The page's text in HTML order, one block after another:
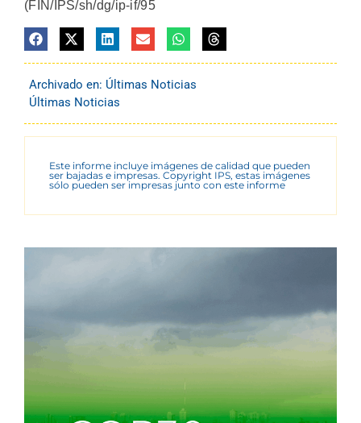
(FIN/IPS/sh/dg/ip-if/95
Archivado en: Últimas Noticias
Últimas Noticias
Este informe incluye imágenes de calidad que pueden
ser bajadas e impresas. Copyright IPS, estas imágenes
sólo pueden ser impresas junto con este informe